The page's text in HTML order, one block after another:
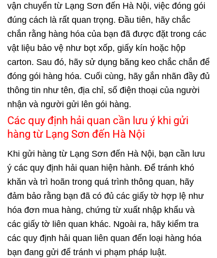
vận chuyển từ Lạng Sơn đến Hà Nội, việc đóng gói
đúng cách là rất quan trọng. Đầu tiên, hãy chắc
chắn rằng hàng hóa của bạn đã được đặt trong các
vật liệu bảo vệ như bọt xốp, giấy kín hoặc hộp
carton. Sau đó, hãy sử dụng băng keo chắc chắn để
đóng gói hàng hóa. Cuối cùng, hãy gắn nhãn đầy đủ
thông tin như tên, địa chỉ, số điện thoại của người
nhận và người gửi lên gói hàng.
Các quy định hải quan cần lưu ý khi gửi
hàng từ Lạng Sơn đến Hà Nội
Khi gửi hàng từ Lạng Sơn đến Hà Nội, bạn cần lưu
ý các quy định hải quan hiện hành. Để tránh khó
khăn và trì hoãn trong quá trình thông quan, hãy
đảm bảo rằng bạn đã có đủ các giấy tờ hợp lệ như
hóa đơn mua hàng, chứng từ xuất nhập khẩu và
các giấy tờ liên quan khác. Ngoài ra, hãy kiểm tra
các quy định hải quan liên quan đến loại hàng hóa
bạn đang gửi để tránh vi phạm pháp luật.